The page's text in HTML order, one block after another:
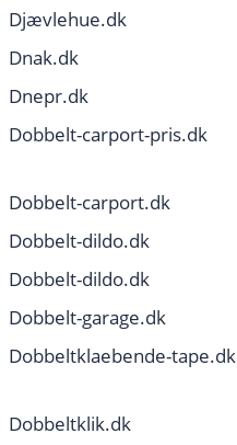
Djævlehue.dk
Dnak.dk
Dnepr.dk
Dobbelt-carport-pris.dk
Dobbelt-carport.dk
Dobbelt-dildo.dk
Dobbelt-dildo.dk
Dobbelt-garage.dk
Dobbeltklaebende-tape.dk
Dobbeltklik.dk